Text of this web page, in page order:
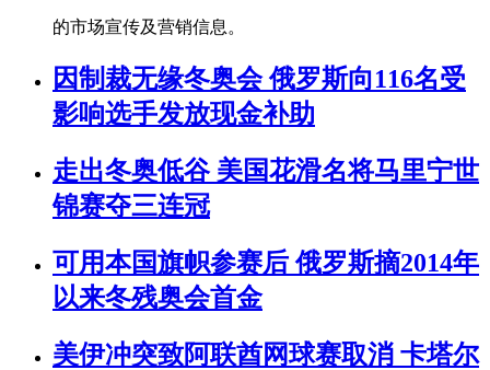
的市场宣传及营销信息。
因制裁无缘冬奥会 俄罗斯向116名受
影响选手发放现金补助
走出冬奥低谷 美国花滑名将马里宁世
锦赛夺三连冠
可用本国旗帜参赛后 俄罗斯摘2014年
以来冬残奥会首金
美伊冲突致阿联酋网球赛取消 卡塔尔